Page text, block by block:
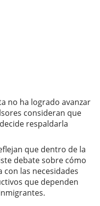
no ha logrado avanzar
consideran que
respaldarla
que dentro de la
debate sobre cómo
las necesidades
que dependen